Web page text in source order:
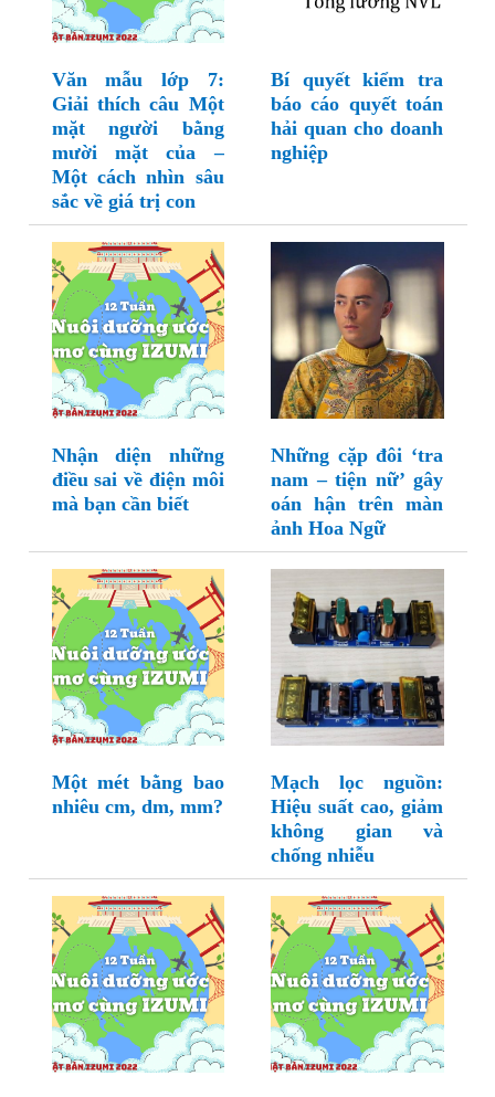
Văn mẫu lớp 7:
Giải thích câu Một
mặt người bằng
mười mặt của –
Một cách nhìn sâu
sắc về giá trị con
Bí quyết kiểm tra
báo cáo quyết toán
hải quan cho doanh
nghiệp
Nhận diện những
điều sai về điện môi
mà bạn cần biết
Những cặp đôi ‘tra
nam – tiện nữ’ gây
oán hận trên màn
ảnh Hoa Ngữ
Một mét bằng bao
nhiêu cm, dm, mm?
Mạch lọc nguồn:
Hiệu suất cao, giảm
không gian và
chống nhiễu